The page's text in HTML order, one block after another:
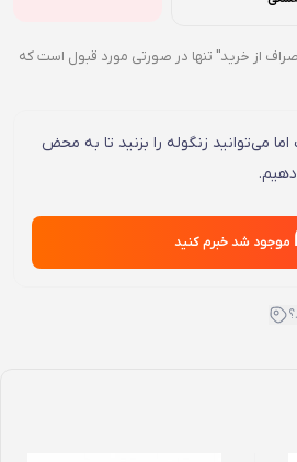
از خرید" تنها در صورتی مورد قبول است که
می‌توانید زنگوله را بزنید تا به محض
موجود شد خبرم کنید